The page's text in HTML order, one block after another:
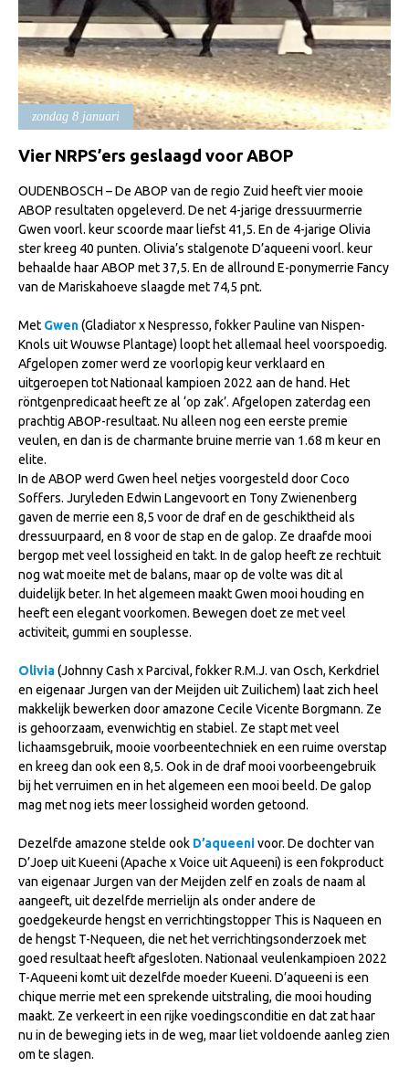
Import registratie
Veulenregistratie
I&R Registratie
Informatie overschrijven paspoort
Gids voor Goede Praktijken
Marktplaats
Tarievenlijst
Veel gestelde vragen
Webshop
Evenementen
NRPS Select Sale
NRPS Keuringen
Regionale Keuringen
Nationale Keuring
Late Veulenkeuring
ABOP
Sport
Dutch Pony Championship
Evenementen
Arabian Horse Events
Arabissimo
Veulenregistratie
Veulens en merries
Zoek een NRPS paard
PEDIGREE ONLINE
Informatie aan je paard of pony toevoegen
Onze fokkerij
Fokkerij informatie
Fokprogramma's en registratie
Informatie veulen registratie
zondag 8 januari
Vier NRPS’ers geslaagd voor ABOP
OUDENBOSCH – De ABOP van de regio Zuid heeft vier mooie
ABOP resultaten opgeleverd. De net 4-jarige dressuurmerrie
Gwen voorl. keur scoorde maar liefst 41,5. En de 4-jarige Olivia
ster kreeg 40 punten. Olivia’s stalgenote D’aqueeni voorl. keur
behaalde haar ABOP met 37,5. En de allround E-ponymerrie Fancy
van de Mariskahoeve slaagde met 74,5 pnt.
Met Gwen(Gladiator x Nespresso, fokker Pauline van Nispen-
Knols uit Wouwse Plantage) loopt het allemaal heel voorspoedig.
Afgelopen zomer werd ze voorlopig keur verklaard en
uitgeroepen tot Nationaal kampioen 2022 aan de hand. Het
röntgenpredicaat heeft ze al ‘op zak’. Afgelopen zaterdag een
prachtig ABOP-resultaat. Nu alleen nog een eerste premie
veulen, en dan is de charmante bruine merrie van 1.68 m keur en
elite.
In de ABOP werd Gwen heel netjes voorgesteld door Coco
Soffers. Juryleden Edwin Langevoort en Tony Zwienenberg
gaven de merrie een 8,5 voor de draf en de geschiktheid als
dressuurpaard, en 8 voor de stap en de galop. Ze draafde mooi
bergop met veel lossigheid en takt. In de galop heeft ze rechtuit
nog wat moeite met de balans, maar op de volte was dit al
duidelijk beter. In het algemeen maakt Gwen mooi houding en
heeft een elegant voorkomen. Bewegen doet ze met veel
activiteit, gummi en souplesse.
Olivia(Johnny Cash x Parcival, fokker R.M.J. van Osch, Kerkdriel
en eigenaar Jurgen van der Meijden uit Zuilichem) laat zich heel
makkelijk bewerken door amazone Cecile Vicente Borgmann. Ze
is gehoorzaam, evenwichtig en stabiel. Ze stapt met veel
lichaamsgebruik, mooie voorbeentechniek en een ruime overstap
en kreeg dan ook een 8,5. Ook in de draf mooi voorbeengebruik
bij het verruimen en in het algemeen een mooi beeld. De galop
mag met nog iets meer lossigheid worden getoond.
Dezelfde amazone stelde ook D’aqueenivoor. De dochter van
D’Joep uit Kueeni (Apache x Voice uit Aqueeni) is een fokproduct
van eigenaar Jurgen van der Meijden zelf en zoals de naam al
aangeeft, uit dezelfde merrielijn als onder andere de
goedgekeurde hengst en verrichtingstopper This is Naqueen en
de hengst T-Nequeen, die net het verrichtingsonderzoek met
goed resultaat heeft afgesloten. Nationaal veulenkampioen 2022
T-Aqueeni komt uit dezelfde moeder Kueeni. D’aqueeni is een
chique merrie met een sprekende uitstraling, die mooi houding
maakt. Ze verkeert in een rijke voedingsconditie en dat zat haar
nu in de beweging iets in de weg, maar liet voldoende aanleg zien
om te slagen.